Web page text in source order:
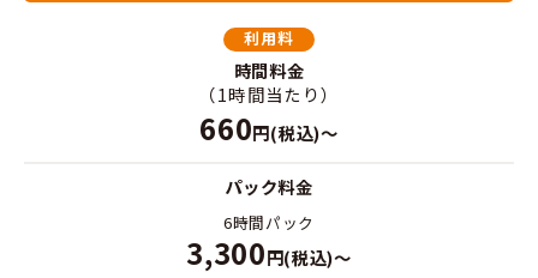
利用料
時間料金
（1時間当たり）
660円(税込)～
パック料金
6時間パック
3,300円(税込)～